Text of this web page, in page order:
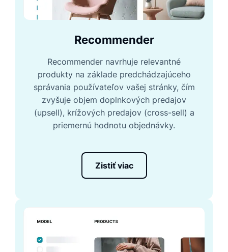
Recommender
Recommender navrhuje relevantné
produkty na základe predchádzajúceho
správania používateľov vašej stránky, čím
zvyšuje objem doplnkových predajov
(upsell), krížových predajov (cross-sell) a
priemernú hodnotu objednávky.
Zistiť viac